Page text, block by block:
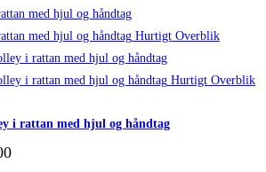
Hurtigt Overblik
Hurtigt Overblik
i rattan med hjul og håndtag